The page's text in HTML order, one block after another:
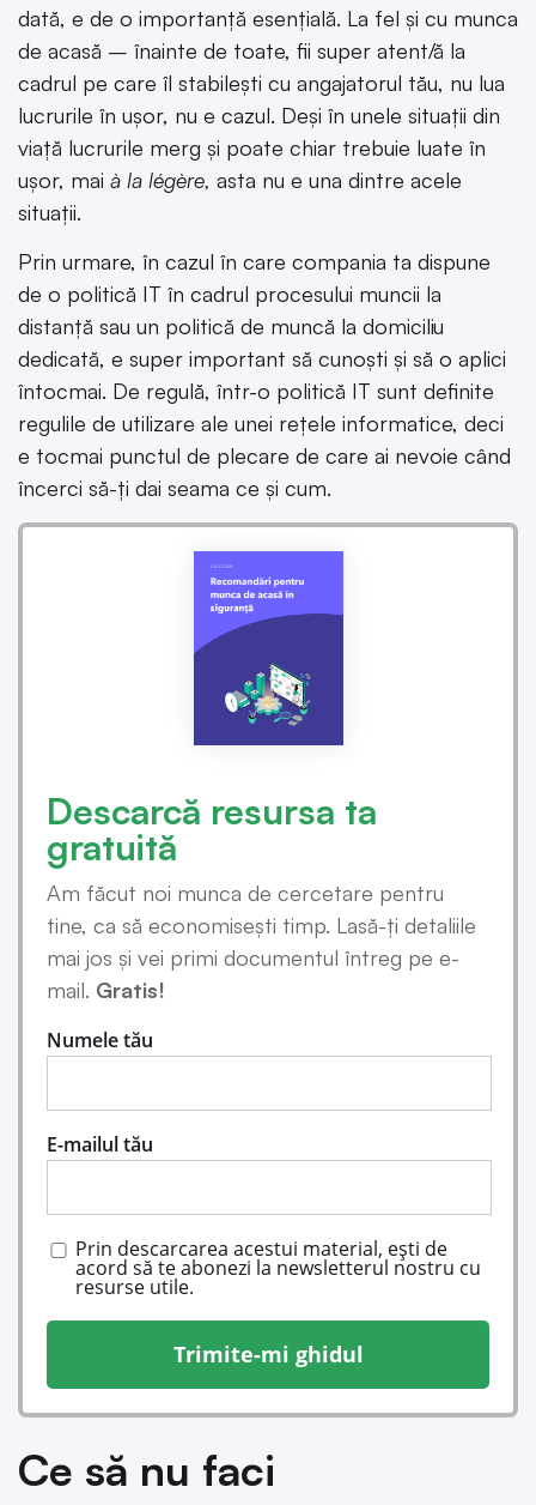
dată, e de o importanță esențială. La fel și cu munca
de acasă – înainte de toate, fii super atent/ă la
cadrul pe care îl stabilești cu angajatorul tău, nu lua
lucrurile în ușor, nu e cazul. Deși în unele situații din
viață lucrurile merg și poate chiar trebuie luate în
ușor, mai à la légère, asta nu e una dintre acele
situații.
Prin urmare, în cazul în care compania ta dispune
de o politică IT în cadrul procesului muncii la
distanță sau un politică de muncă la domiciliu
dedicată, e super important să cunoști și să o aplici
întocmai. De regulă, într-o politică IT sunt definite
regulile de utilizare ale unei rețele informatice, deci
e tocmai punctul de plecare de care ai nevoie când
încerci să-ți dai seama ce și cum.
Descarcă resursa ta
gratuită
Am făcut noi munca de cercetare pentru
tine, ca să economisești timp. Lasă-ți detaliile
mai jos și vei primi documentul întreg pe e-
mail. Gratis!
Numele tău
E-mailul tău
Prin descarcarea acestui material, ești de
acord să te abonezi la newsletterul nostru cu
resurse utile.
Trimite-mi ghidul
Ce să nu faci